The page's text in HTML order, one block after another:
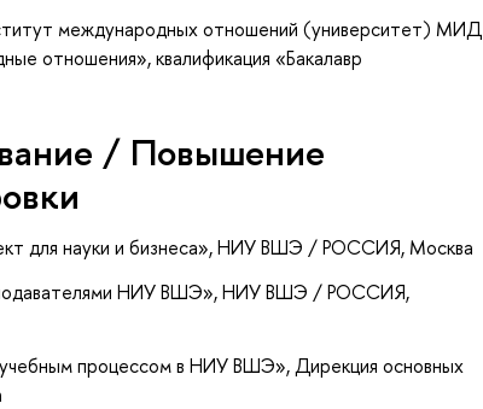
международных отношений (университет) МИД
отношения», квалификация «Бакалавр
/ Повышение
для науки и бизнеса», НИУ ВШЭ / РОССИЯ, Москва
НИУ ВШЭ», НИУ ВШЭ / РОССИЯ,
учебным процессом в НИУ ВШЭ», Дирекция основных